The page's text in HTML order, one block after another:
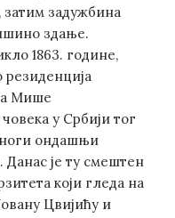
задужбина
здање.
1863. године,
Мише
човека у Србији тог
ондашњи
је ту смештен
који гледа на
Цвијићу и